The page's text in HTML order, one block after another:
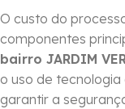
O custo do
componentes
bairro JARDIM
o uso de
garantir a